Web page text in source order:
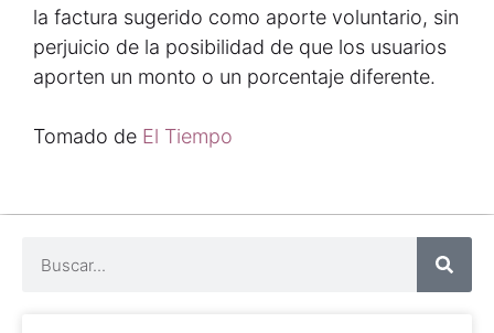
la factura sugerido como aporte voluntario, sin
perjuicio de la posibilidad de que los usuarios
aporten un monto o un porcentaje diferente.
Tomado de El Tiempo